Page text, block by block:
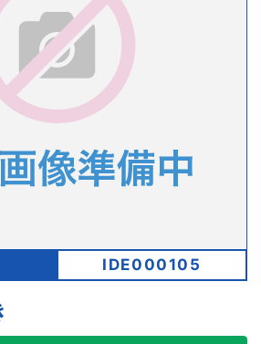
IDE000105